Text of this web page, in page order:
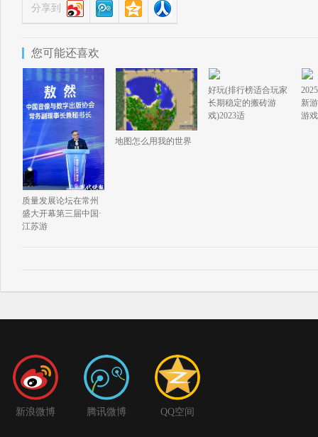
分享到
您可能还喜欢
质量发展论坛在常州
盛大开幕第三届中国·
江苏游
地图怎么用我的世界
好玩(排行榜适合玩家
长期稳定的搬砖游
戏)2023适
新
游
新浪微博 腾讯微博 QQ空间